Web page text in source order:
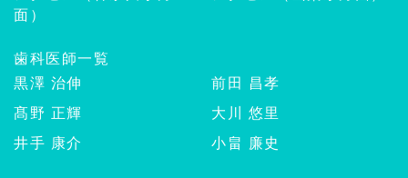
面）
歯科医師一覧
黒澤 治伸
前田 昌孝
髙野 正輝
大川 悠里
井手 康介
小畠 廉史